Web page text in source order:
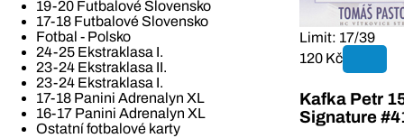
19-20 Futbalové Slovensko
17-18 Futbalové Slovensko
Fotbal - Polsko
24-25 Ekstraklasa I.
23-24 Ekstraklasa II.
23-24 Ekstraklasa I.
17-18 Panini Adrenalyn XL
16-17 Panini Adrenalyn XL
Ostatní fotbalové karty
Limit: 17/39
120 Kč
Kafka Petr
Signature